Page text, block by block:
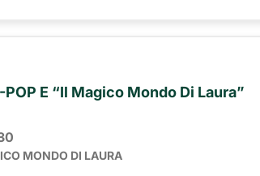
E “Il Magico Mondo Di Laura”
MONDO DI LAURA